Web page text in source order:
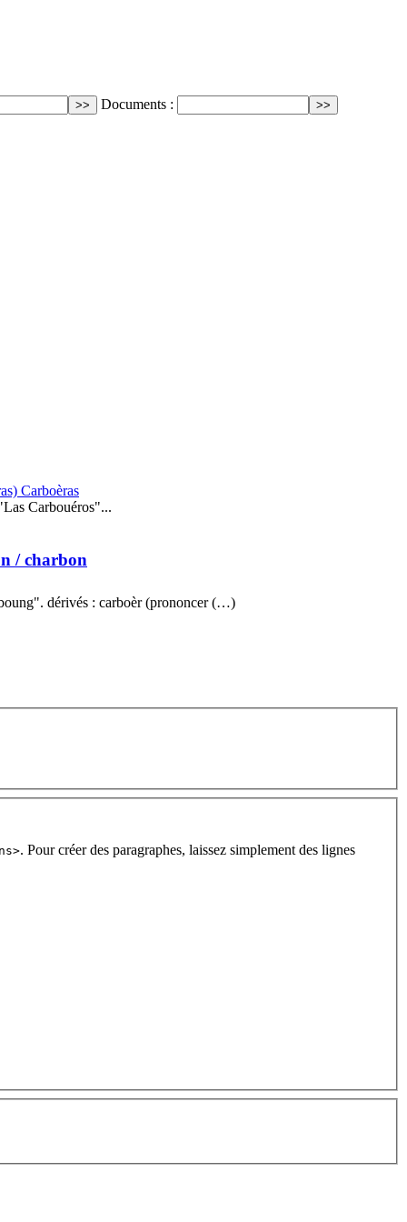
Documents :
Carboèras
Carbouéros"...
/ charbon
dérivés : carboèr (prononcer (…)
. Pour créer des paragraphes, laissez simplement des lignes